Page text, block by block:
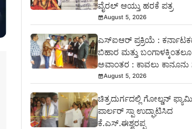
ವೈರಲ್ ಆಯ್ತು ಹರಕೆ ಪತ್ರ
August 5, 2026
ಎಸ್‍ಐಆರ್ ಪ್ರಕ್ರಿಯೆ :
ಬಿಹಾರ ಮತ್ತು
ಅವಾಂತರ : ಕಾವಲು
August 5, 2026
ಚಿತ್ರದುರ್ಗದಲ್ಲಿ ಗೋಲ್ಡನ್
ಪಾರ್ಲರ್ ಸ್ಪಾ ಉದ್ಘಾಟಿಸಿದ
ಕೆ.ಎಸ್.ಈಶ್ವರಪ್ಪ